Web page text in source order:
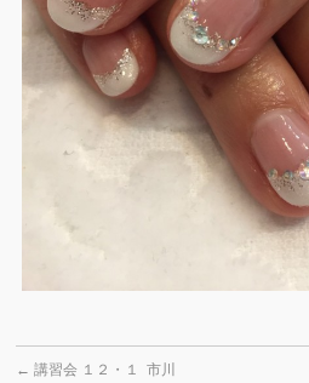
← 講習会 １２・１ 市川